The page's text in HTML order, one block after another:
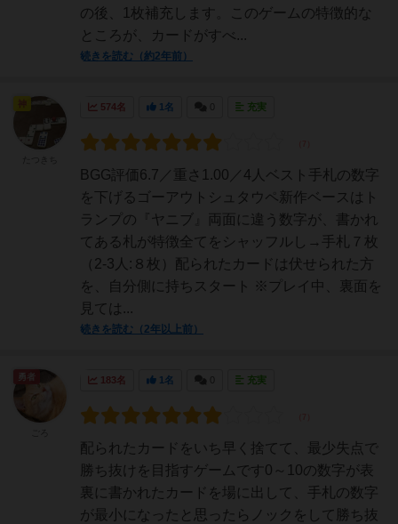
の後、1枚補充します。このゲームの特徴的な
ところが、カードがすべ...
続きを読む（約2年前）
574名 1名 充実
BGG評価6.7／重さ1.00／4人ベスト手札の数字
を下げるゴーアウトシュタウペ新作ベースはト
ランプの『ヤニブ』両面に違う数字が、書かれ
てある札が特徴全てをシャッフルし→手札７枚
（2-3人:８枚）配られたカードは伏せられた方
を、自分側に持ちスタート ※プレイ中、裏面を
見ては...
続きを読む（2年以上前）
神
183名 1名 充実
配られたカードをいち早く捨てて、最少失点で
勝ち抜けを目指すゲームです0～10の数字が表
裏に書かれたカードを場に出して、手札の数字
が最小になったと思ったらノックをして勝ち抜
勇者